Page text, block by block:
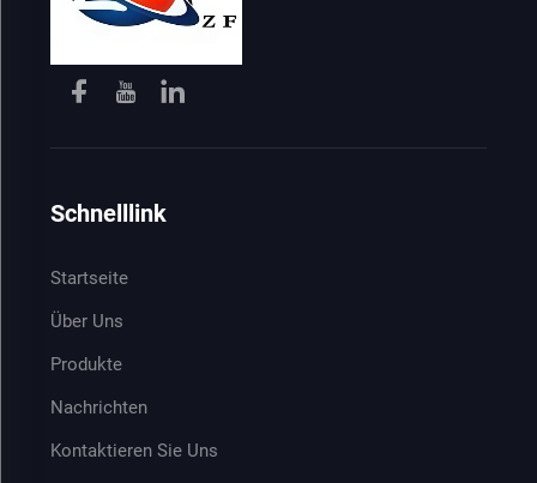
Schnelllink
Startseite
Über Uns
Produkte
Nachrichten
Kontaktieren Sie Uns